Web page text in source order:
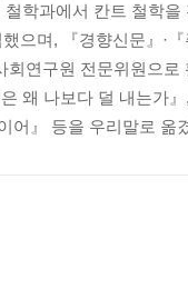
학과에서 칸트 철학
으며, 『경향신문』·
연구원 전문위원으
왜 나보다 덜 내는가
어』 등을 우리말로 옮